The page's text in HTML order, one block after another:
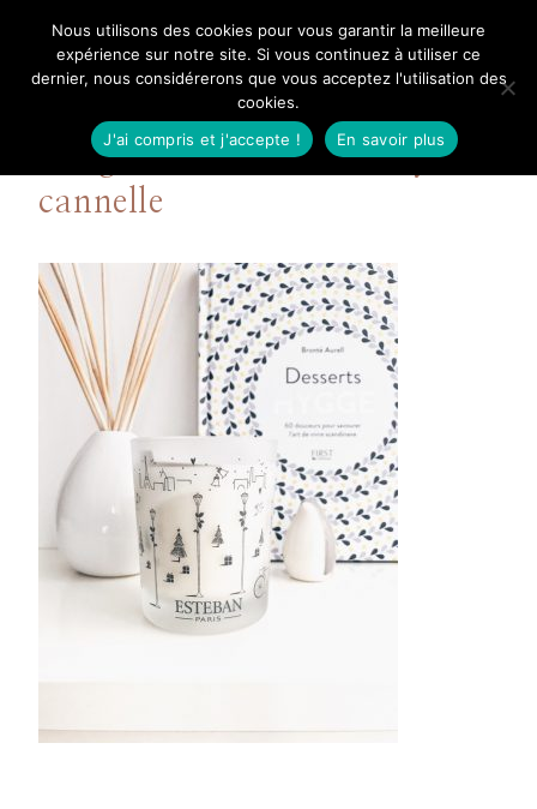
contenuMangue Poudrée
Bougie Esteban cranberry &
cannelle
Nous utilisons des cookies pour vous garantir la meilleure
expérience sur notre site. Si vous continuez à utiliser ce
dernier, nous considérerons que vous acceptez l'utilisation des
cookies.
J'ai compris et j'accepte !
En savoir plus